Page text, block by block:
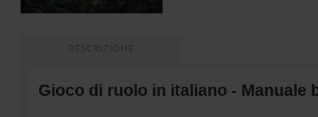
Gioco di ruolo in italiano - Manuale